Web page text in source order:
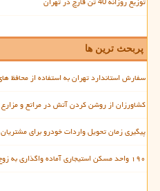
پربحث ترین ها
سفارش استاندارد تهران به استفاده از محافظ
کشاورزان از روشن کردن آتش در مراتع و مزارع
پیگیری زمان تحویل واردات خودرو برای
۱۹۰ واحد مسکن استیجاری آماده واگذاری به زوج های جوان است